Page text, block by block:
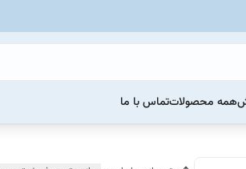
همه محصولاتتماس با ما